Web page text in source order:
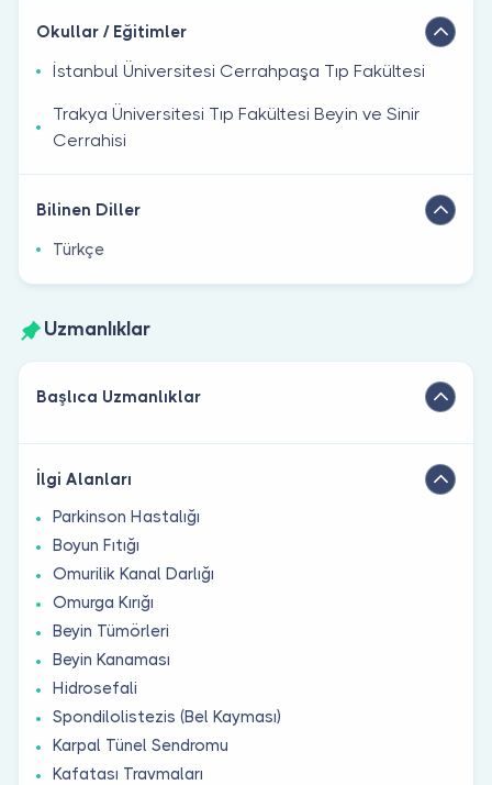
Okullar / Eğitimler
İstanbul Üniversitesi Cerrahpaşa Tıp Fakültesi
Trakya Üniversitesi Tıp Fakültesi Beyin ve Sinir
Cerrahisi
Bilinen Diller
Türkçe
Uzmanlıklar
Başlıca Uzmanlıklar
İlgi Alanları
Parkinson Hastalığı
Boyun Fıtığı
Omurilik Kanal Darlığı
Omurga Kırığı
Beyin Tümörleri
Beyin Kanaması
Hidrosefali
Spondilolistezis (Bel Kayması)
Karpal Tünel Sendromu
Kafatası Travmaları